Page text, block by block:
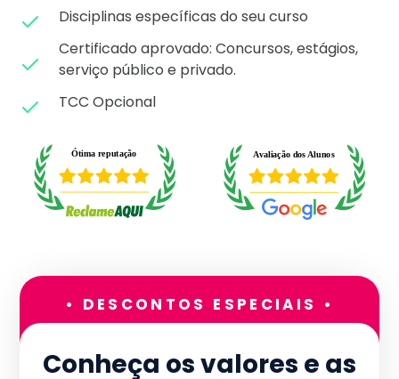
Disciplinas específicas do seu curso
Certificado aprovado: Concursos, estágios,
serviço público e privado.
TCC Opcional
• DESCONTOS ESPECIAIS •
Conheça os valores e as